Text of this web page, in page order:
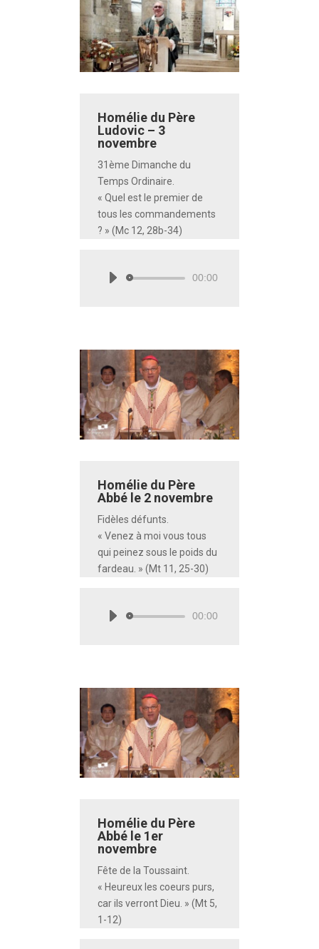
Homélie du Père
Ludovic – 3
novembre
31ème Dimanche du
Temps Ordinaire.
« Quel est le premier de
tous les commandements
? » (Mc 12, 28b-34)
Lecteur00:00
Homélie du Père
Abbé le 2 novembre
Fidèles défunts.
« Venez à moi vous tous
qui peinez sous le poids du
fardeau. » (Mt 11, 25-30)
Lecteur00:00
Homélie du Père
Abbé le 1er
novembre
Fête de la Toussaint.
« Heureux les coeurs purs,
car ils verront Dieu. » (Mt 5,
1-12)